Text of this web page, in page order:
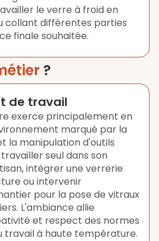
le verre à froid en
collant différentes parties
finale souhaitée.
?
de travail
exerce principalement en
marqué par la
la manipulation d'outils
seul dans son
intégrer une verrerie
ou intervenir
pour la pose de vitraux
L'ambiance allie
et respect des normes
travail à haute température.